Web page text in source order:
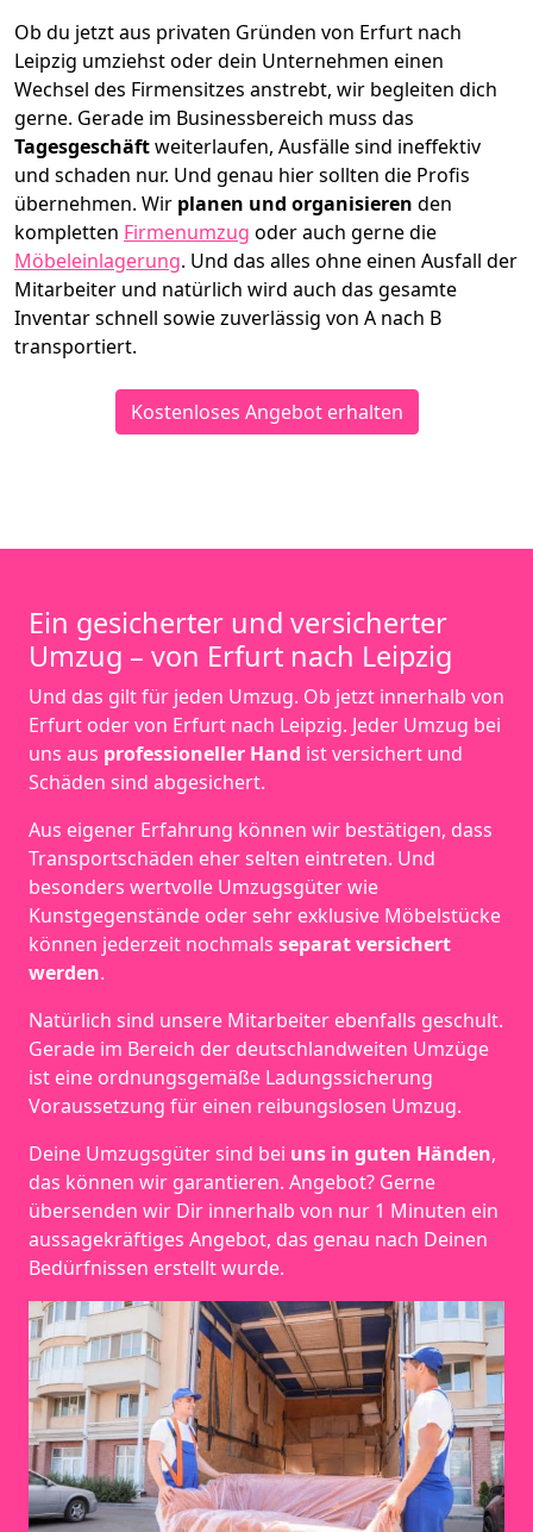
Ob du jetzt aus privaten Gründen von Erfurt nach
Leipzig umziehst oder dein Unternehmen einen
Wechsel des Firmensitzes anstrebt, wir begleiten dich
gerne. Gerade im Businessbereich muss das
Tagesgeschäftweiterlaufen, Ausfälle sind ineffektiv
und schaden nur. Und genau hier sollten die Profis
übernehmen. Wir planen und organisieren den
kompletten Firmenumzug oder auch gerne die
Möbeleinlagerung. Und das alles ohne einen Ausfall der
Mitarbeiter und natürlich wird auch das gesamte
Inventar schnell sowie zuverlässig von A nach B
transportiert.
Kostenloses Angebot erhalten
Ein gesicherter und versicherter
Umzug – von Erfurt nach Leipzig
Und das gilt für jeden Umzug. Ob jetzt innerhalb von
Erfurt oder von Erfurt nach Leipzig. Jeder Umzug bei
uns aus professioneller Hand ist versichert und
Schäden sind abgesichert.
Aus eigener Erfahrung können wir bestätigen, dass
Transportschäden eher selten eintreten. Und
besonders wertvolle Umzugsgüter wie
Kunstgegenstände oder sehr exklusive Möbelstücke
können jederzeit nochmals separat versichert
werden.
Natürlich sind unsere Mitarbeiter ebenfalls geschult.
Gerade im Bereich der deutschlandweiten Umzüge
ist eine ordnungsgemäße Ladungssicherung
Voraussetzung für einen reibungslosen Umzug.
Deine Umzugsgüter sind bei uns in guten Händen,
das können wir garantieren. Angebot? Gerne
übersenden wir Dir innerhalb von nur 1 Minuten ein
aussagekräftiges Angebot, das genau nach Deinen
Bedürfnissen erstellt wurde.